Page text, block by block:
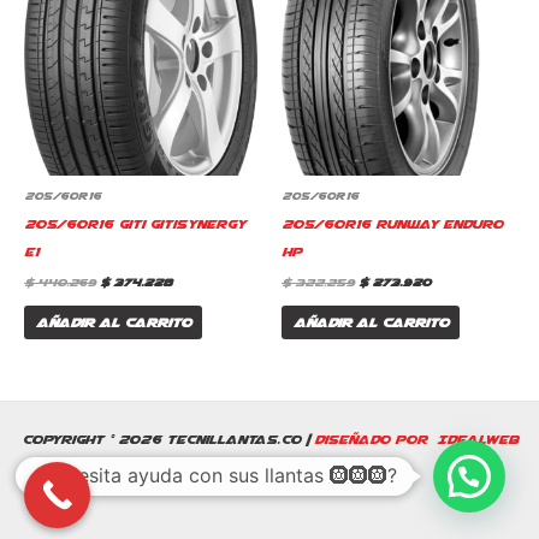
205/60R16
205/60R16 Giti Gitisynergy
E1
$440.269
$ 440.269.
$374.228
$ 374.228.
Añadir al carrito
205/60R16
205/60R16 Runway Enduro
HP
$322.259
$ 322.259.
$273.920
$ 273.920.
Añadir al carrito
Copyright © 2026 Tecnillantas.co |Diseñado por IdealWeb
¿Necesita ayuda con sus llantas 🛞🛞🛞?